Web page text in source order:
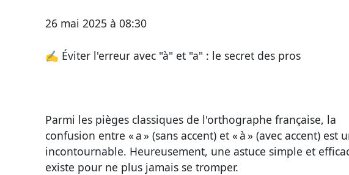
26 mai 2025 à 08:30
✍️ Éviter l'erreur avec "à" et "a" : le secret des pros
Parmi les pièges classiques de l'orthographe française, la
confusion entre « a » (sans accent) et « à » (avec accent) est
incontournable. Heureusement, une astuce simple et
existe pour ne plus jamais se tromper.